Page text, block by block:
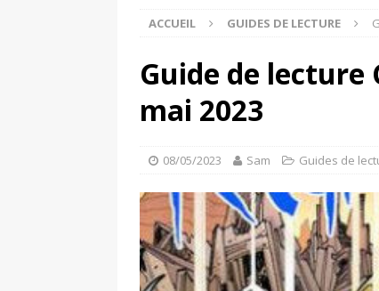
ACCUEIL GUIDES DE LECTURE
Guide de lecture
mai 2023
08/05/2023 Sam Guides de